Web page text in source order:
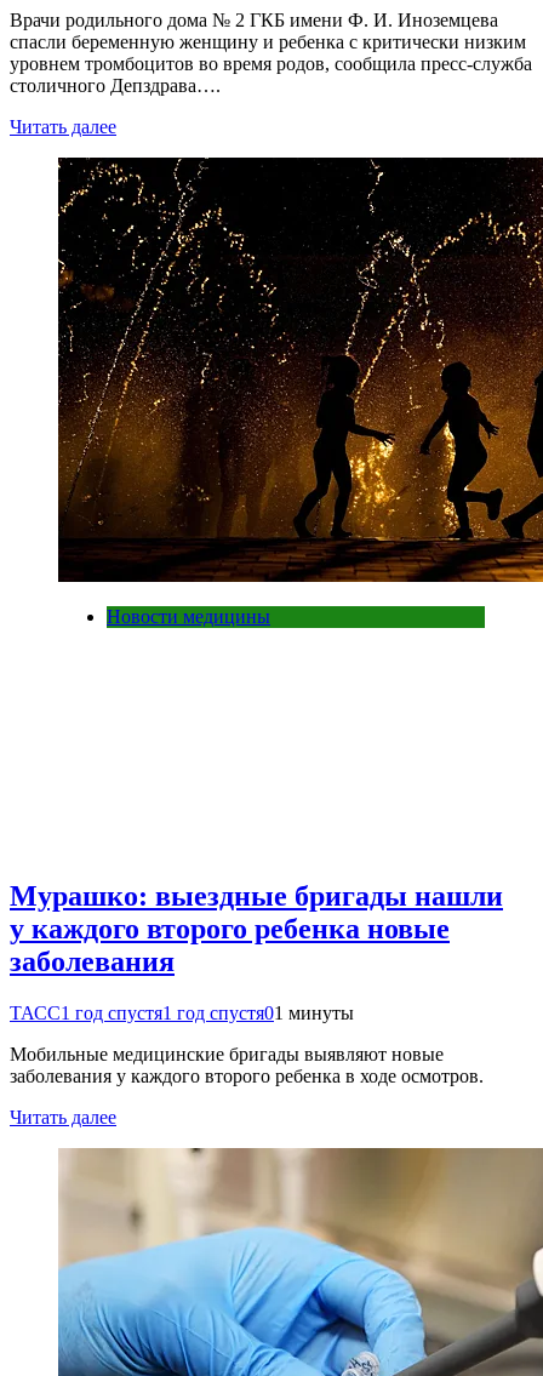
Врачи родильного дома № 2 ГКБ имени Ф. И. Иноземцева
спасли беременную женщину и ребенка с критически низким
уровнем тромбоцитов во время родов, сообщила пресс-служба
столичного Депздрава….
Читать далее
Новости медицины
Мурашко: выездные бригады нашли
у каждого второго ребенка новые
заболевания
ТАСС1 год спустя1 год спустя01 минуты
Мобильные медицинские бригады выявляют новые
заболевания у каждого второго ребенка в ходе осмотров.
Читать далее